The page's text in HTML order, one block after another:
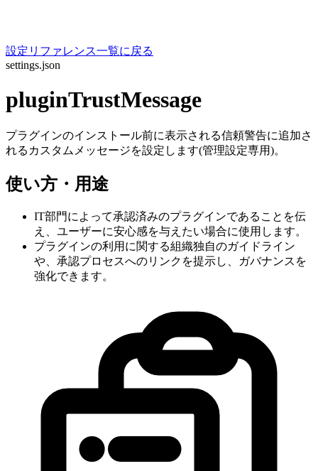
設定リファレンス一覧に戻る
settings.json
pluginTrustMessage
プラグインのインストール前に表示される信頼警告に追加さ
れるカスタムメッセージを設定します(管理設定専用)。
使い方・用途
IT部門によって承認済みのプラグインであることを伝
え、ユーザーに安心感を与えたい場合に使用します。
プラグインの利用に関する組織独自のガイドライン
や、承認プロセスへのリンクを提示し、ガバナンスを
強化できます。